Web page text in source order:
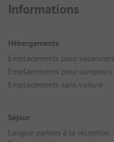
Informations
Hébergements
Emplacements pour
Emplacements pour
Emplacements sans voiture
Séjour
Langue parlées à la